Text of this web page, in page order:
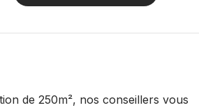
de 250m², nos conseillers vous